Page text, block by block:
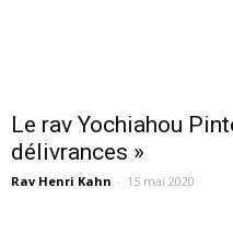
Le rav Yochiahou
délivrances »
Rav Henri Kahn - 15 mai 2020